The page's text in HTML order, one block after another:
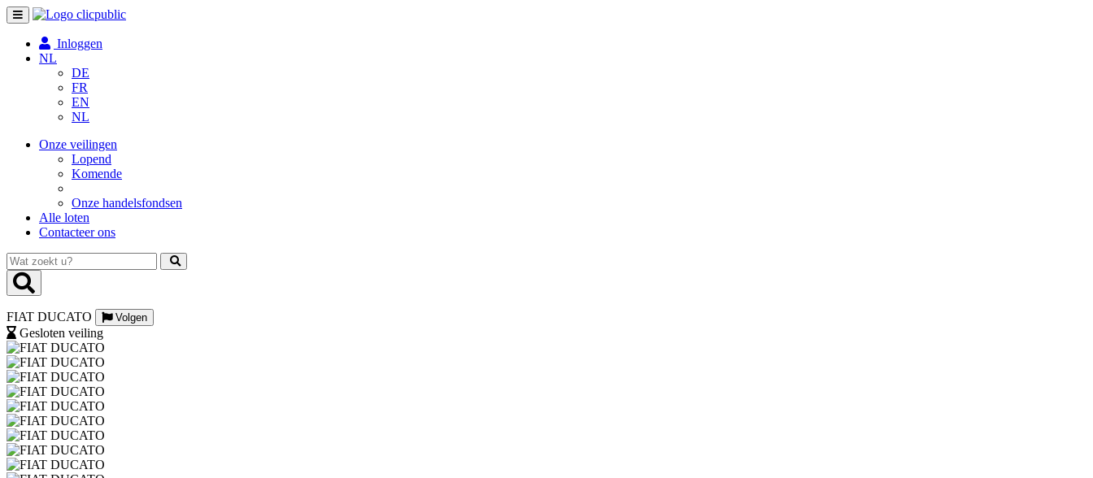
Toggle
navigation
Inloggen
NL
DE
FR
EN
NL
Onze veilingen
Lopend
Komende
Onze handelsfondsen
Alle loten
Contacteer ons
Wat
zoekt
u?
FIAT DUCATO Volgen
Gesloten veiling